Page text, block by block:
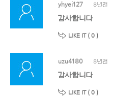
yhyei127 8년전
감사합니다
LIKE IT ( 0 )
uzu4180 8년전
감사합니다
LIKE IT ( 0 )